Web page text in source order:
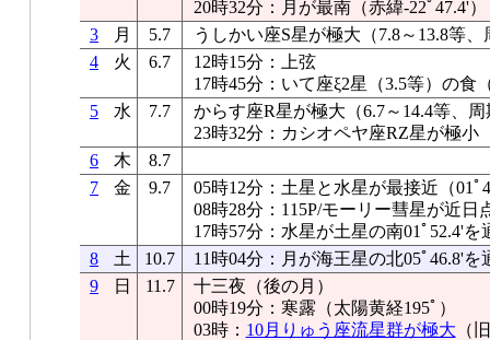
20時32分：月が最南（赤緯-22ﾟ47.4'）
3
月 5.7
うしかい座S星が極大（7.8～13.8等、
4
火 6.7
12時15分：上弦
17時45分：いて座ξ2星（3.5等）の食
5
水 7.7
からす座R星が極大（6.7～14.4等、周
23時32分：カシオペヤ座RZ星が極小
6
木
8.7
7
金 9.7
05時12分：土星と水星が最接近（01ﾟ
08時28分：115P/モーリー彗星が近日
17時57分：水星が土星の南01ﾟ52.4'を
8
土 10.7
11時04分：月が海王星の北05ﾟ46.8'を
9
日 11.7
十三夜（後の月）
00時19分：寒露（太陽黄経195ﾟ）
03時： 10月りゅう座流星群が極大 （